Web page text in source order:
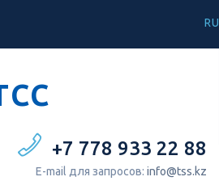
RU
+7 778 933 22 88
Е-mail для запросов: info@tss.kz